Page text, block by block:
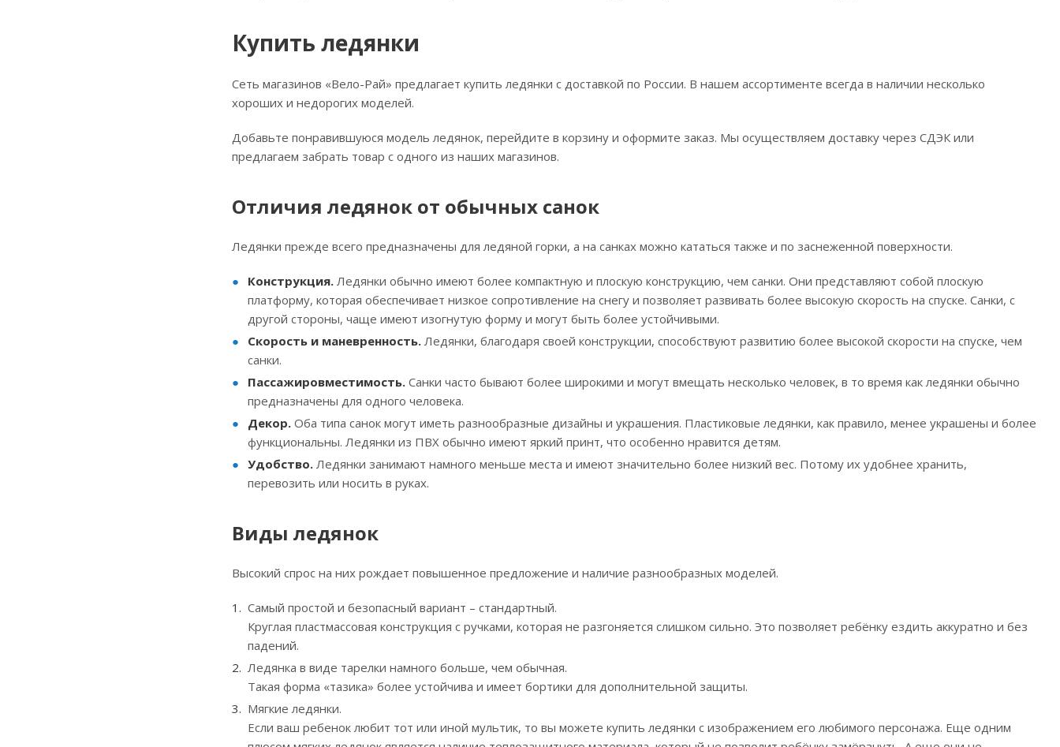
Купить ледянки
Сеть магазинов «Вело-Рай» предлагает купить ледянки с доставкой по России. В нашем ассортименте всегда в наличии несколько
хороших и недорогих моделей.
Добавьте понравившуюся модель ледянок, перейдите в корзину и оформите заказ. Мы осуществляем доставку через СДЭК или
предлагаем забрать товар с одного из наших магазинов.
Отличия ледянок от обычных санок
Ледянки прежде всего предназначены для ледяной горки, а на санках можно кататься также и по заснеженной поверхности.
Конструкция. Ледянки обычно имеют более компактную и плоскую конструкцию, чем санки. Они представляют собой плоскую
платформу, которая обеспечивает низкое сопротивление на снегу и позволяет развивать более высокую скорость на спуске. Санки, с
другой стороны, чаще имеют изогнутую форму и могут быть более устойчивыми.
Скорость и маневренность. Ледянки, благодаря своей конструкции, способствуют развитию более высокой скорости на спуске, чем
санки.
Пассажировместимость. Санки часто бывают более широкими и могут вмещать несколько человек, в то время как ледянки обычно
предназначены для одного человека.
Декор. Оба типа санок могут иметь разнообразные дизайны и украшения. Пластиковые ледянки, как правило, менее украшены и более
функциональны. Ледянки из ПВХ обычно имеют яркий принт, что особенно нравится детям.
Удобство. Ледянки занимают намного меньше места и имеют значительно более низкий вес. Потому их удобнее хранить,
перевозить или носить в руках.
Виды ледянок
Высокий спрос на них рождает повышенное предложение и наличие разнообразных моделей.
Самый простой и безопасный вариант – стандартный.
Круглая пластмассовая конструкция с ручками, которая не разгоняется слишком сильно. Это позволяет ребёнку ездить аккуратно и без
падений.
Ледянка в виде тарелки намного больше, чем обычная.
Такая форма «тазика» более устойчива и имеет бортики для дополнительной защиты.
Мягкие ледянки.
Если ваш ребенок любит тот или иной мультик, то вы можете купить ледянки с изображением его любимого персонажа. Еще одним